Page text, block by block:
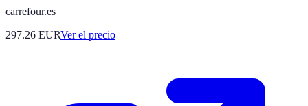
carrefour.es
297.26 EURVer el precio